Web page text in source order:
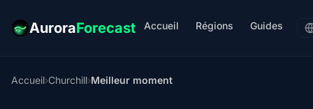
AuroraForecast Accueil Régions Guides
Accueil›Churchill›Meilleur moment